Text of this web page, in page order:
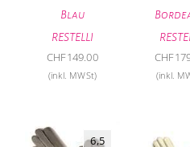
Blau
RESTELLI
CHF149.00
(inkl. MWSt)
CHF
(inkl.
6,5